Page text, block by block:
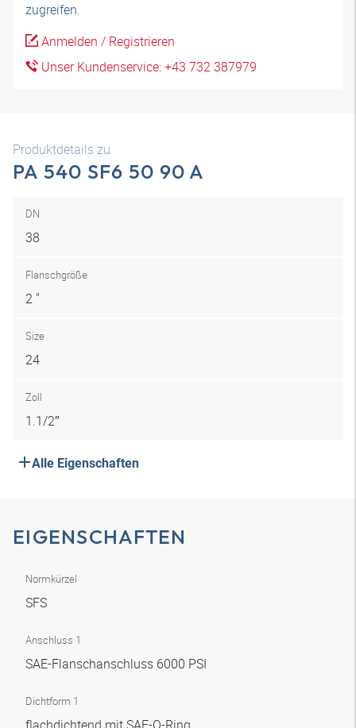
zugreifen.
Anmelden / Registrieren
Unser Kundenservice: +43 732 387979
Produktdetails zu
PA 540 SF6 50 90 A
DN
38
Flanschgröße
2 "
Size
24
Zoll
1.1/2″
Alle Eigenschaften
EIGENSCHAFTEN
Normkürzel
SFS
Anschluss 1
SAE-Flanschanschluss 6000 PSI
Dichtform 1